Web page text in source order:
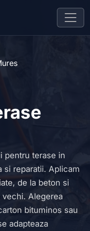
pentru terase in
si reparatii. Aplicam
de la beton si
vechi. Alegerea
bituminos sau
adapteaza